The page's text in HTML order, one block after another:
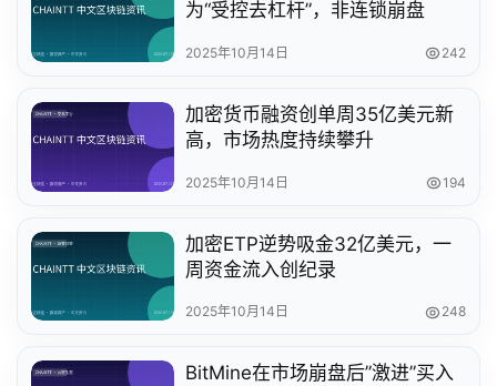
为“受控去杠杆”，非连锁崩盘
2025年10月14日 242
加密货币融资创单周35亿美元新
高，市场热度持续攀升
2025年10月14日 194
加密ETP逆势吸金32亿美元，一
周资金流入创纪录
2025年10月14日 248
BitMine在市场崩盘后”激进”买入